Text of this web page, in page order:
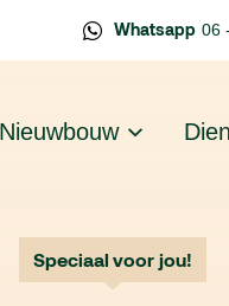
Whatsapp 06
Nieuwbouw
Speciaal voor jou!